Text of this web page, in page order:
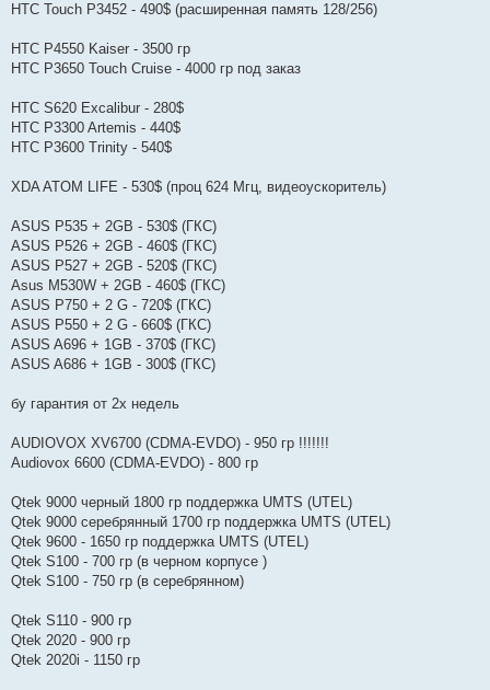
HTC Touch P3452 - 490$ (расширенная память 128/256)
HTC P4550 Kaiser - 3500 гр
HTC P3650 Touch Cruise - 4000 гр под заказ
HTC S620 Excalibur - 280$
HTC P3300 Artemis - 440$
HTC P3600 Trinity - 540$
XDA ATOM LIFE - 530$ (проц 624 Мгц, видеоускоритель)
ASUS P535 + 2GB - 530$ (ГКС)
ASUS P526 + 2GB - 460$ (ГКС)
ASUS P527 + 2GB - 520$ (ГКС)
Asus M530W + 2GB - 460$ (ГКС)
ASUS P750 + 2 G - 720$ (ГКС)
ASUS P550 + 2 G - 660$ (ГКС)
ASUS A696 + 1GB - 370$ (ГКС)
ASUS A686 + 1GB - 300$ (ГКС)
бу гарантия от 2х недель
AUDIOVOX XV6700 (CDMA-EVDO) - 950 гр !!!!!!!
Audiovox 6600 (CDMA-EVDO) - 800 гр
Qtek 9000 черный 1800 гр поддержка UMTS (UTEL)
Qtek 9000 серебрянный 1700 гр поддержка UMTS (UTEL)
Qtek 9600 - 1650 гр поддержка UMTS (UTEL)
Qtek S100 - 700 гр (в черном корпусе )
Qtek S100 - 750 гр (в серебрянном)
Qtek S110 - 900 гр
Qtek 2020 - 900 гр
Qtek 2020i - 1150 гр